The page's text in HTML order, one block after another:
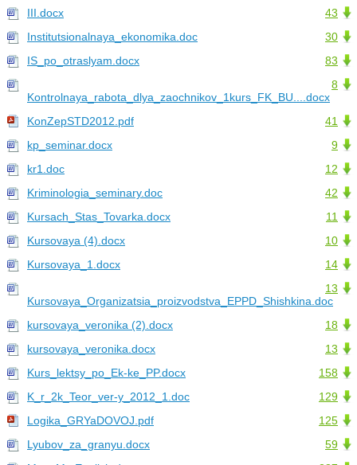
43
III.docx
30
Institutsionalnaya_ekonomika.doc
83
IS_po_otraslyam.docx
8
Kontrolnaya_rabota_dlya_zaochnikov_1kurs_FK_BU....docx
41
KonZepSTD2012.pdf
9
kp_seminar.docx
12
kr1.doc
42
Kriminologia_seminary.doc
11
Kursach_Stas_Tovarka.docx
10
Kursovaya (4).docx
14
Kursovaya_1.docx
13
Kursovaya_Organizatsia_proizvodstva_EPPD_Shishkina.doc
18
kursovaya_veronika (2).docx
13
kursovaya_veronika.docx
158
Kurs_lektsy_po_Ek-ke_PP.docx
129
K_r_2k_Teor_ver-y_2012_1.doc
125
Logika_GRYaDOVOJ.pdf
59
Lyubov_za_granyu.docx